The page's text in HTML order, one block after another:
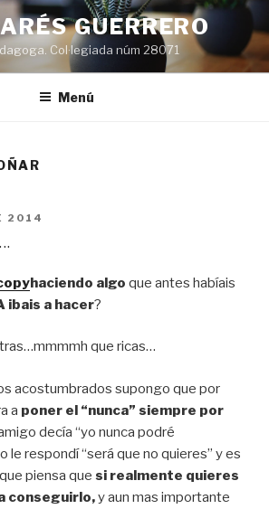
GUERRERO
Col·legiada núm 28071
Menú
2014
haciendo algo que antes habíais
ibais a hacer?
que ricas…
acostumbrados supongo que por
a poner el “nunca” siempre por
decía “yo nunca podré
le respondí “será que no quieres” y es
piensa que si realmente quieres
conseguirlo,y aun mas importante